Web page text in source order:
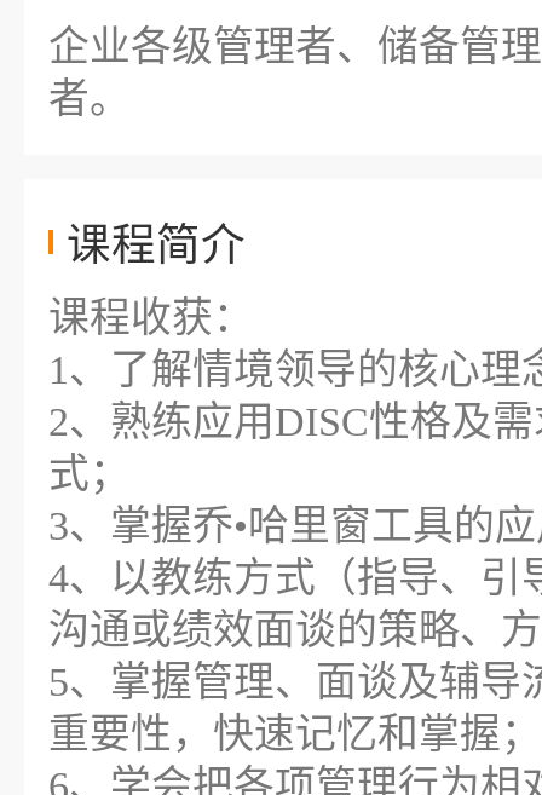
企业各级管理者、储备管
者。
课程简介
课程收获：
1、了解情境领导的核心理
2、熟练应用DISC性格及
式；
3、掌握乔•哈里窗工具的
4、以教练方式（指导、
沟通或绩效面谈的策略、
5、掌握管理、面谈及辅
重要性，快速记忆和掌握；
6、学会把各项管理行为